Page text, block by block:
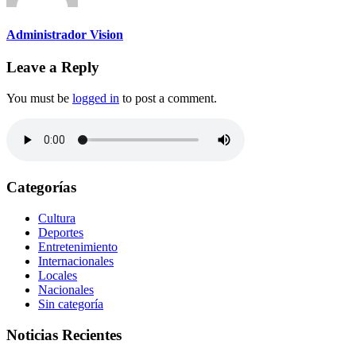
Administrador Vision
Leave a Reply
You must be logged in to post a comment.
Categorías
Cultura
Deportes
Entretenimiento
Internacionales
Locales
Nacionales
Sin categoría
Noticias Recientes